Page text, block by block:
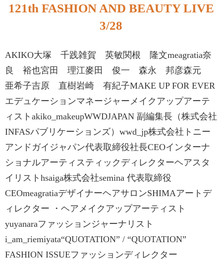
121th FASHION AND BEAUTY LIVE
3/28
AKIKO大塚 千践雑賀 英敏関根 隆文meagratia奈
良 裕也宮田 理江麥田 俊一 森永 邦彦森元
亜希子吉原 直樹岩崎 有紀子MAKE UP FOR EVER
エデュケーションマネージャーメイクアップアーテ
ィストakiko_makeupWWDJAPAN 副編集長（株式会社
INFASパブリケーションズ）wwd_jp株式会社トニー
アンドガイジャパン代表取締役社長CEOインターナ
ショナルアーティスティックディレクターヘアスタ
イリストhsaiga株式会社semina 代表取締役
CEOmeagratiaデザイナーヘアサロンSHIMAアートデ
ィレクター ・ヘアメイクアップアーティスト
yuyanaraファッションジャーナリスト
i_am_riemiyata“QUOTATION” / “QUOTATION”
FASHION ISSUEファッションディレクター